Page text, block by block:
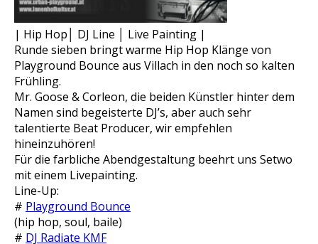
| Hip Hop│ DJ Line │ Live Painting |
Runde sieben bringt warme Hip Hop Klänge von
Playground Bounce aus Villach in den noch so kalten
Frühling.
Mr. Goose & Corleon, die beiden Künstler hinter dem
Namen sind begeisterte DJ’s, aber auch sehr
talentierte Beat Producer, wir empfehlen
hineinzuhören!
Für die farbliche Abendgestaltung beehrt uns Setwo
mit einem Livepainting.
Line-Up:
# Playground Bounce
(hip hop, soul, baile)
# DJ Radiate KMF